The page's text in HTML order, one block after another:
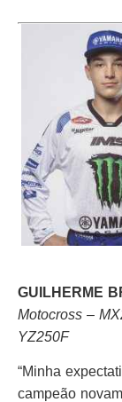
GUILHERME
Motocross –
YZ250F
“Minha
campeão